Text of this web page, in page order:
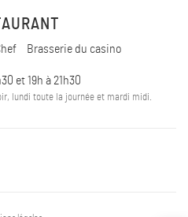
Brasserie du casino
et 19h à 21h30
lundi toute la journée et mardi midi.